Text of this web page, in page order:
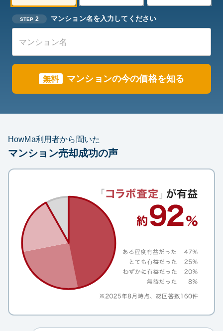
STEP 2 マンション名を入力してください
無料 マンションの今の価格を知る
HowMa利用者から聞いた
マンション売却成功の声